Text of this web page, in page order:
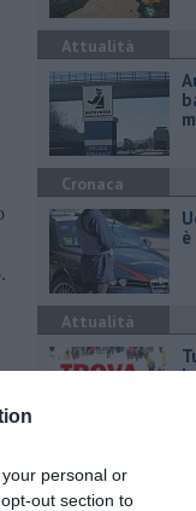
personal or
out section to
Attualità
Cronaca
Attualità